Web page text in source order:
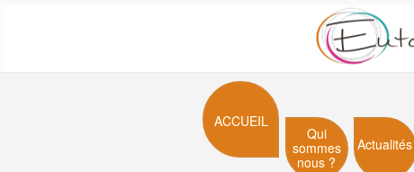
ACCUEIL
Qui
sommes
nous ?
Actualités